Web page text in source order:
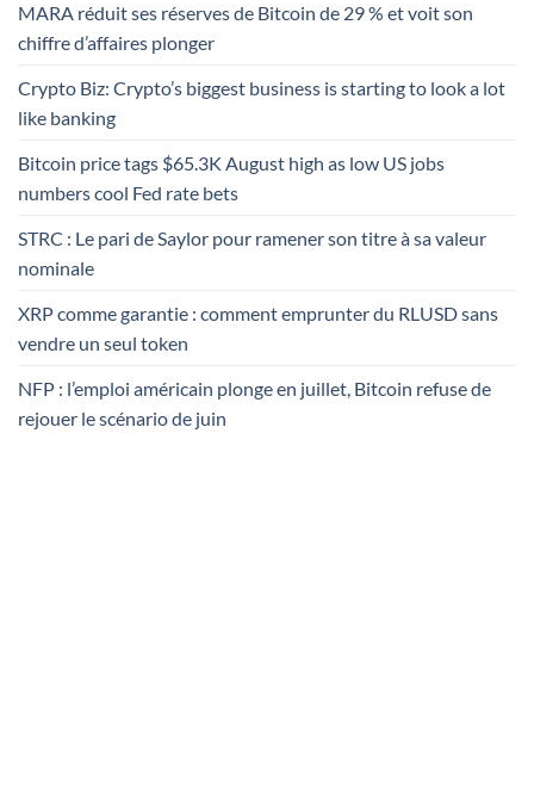
MARA réduit ses réserves de Bitcoin de 29 % et voit son
chiffre d’affaires plonger
Crypto Biz: Crypto’s biggest business is starting to look a lot
like banking
Bitcoin price tags $65.3K August high as low US jobs
numbers cool Fed rate bets
STRC : Le pari de Saylor pour ramener son titre à sa valeur
nominale
XRP comme garantie : comment emprunter du RLUSD sans
vendre un seul token
NFP : l’emploi américain plonge en juillet, Bitcoin refuse de
rejouer le scénario de juin